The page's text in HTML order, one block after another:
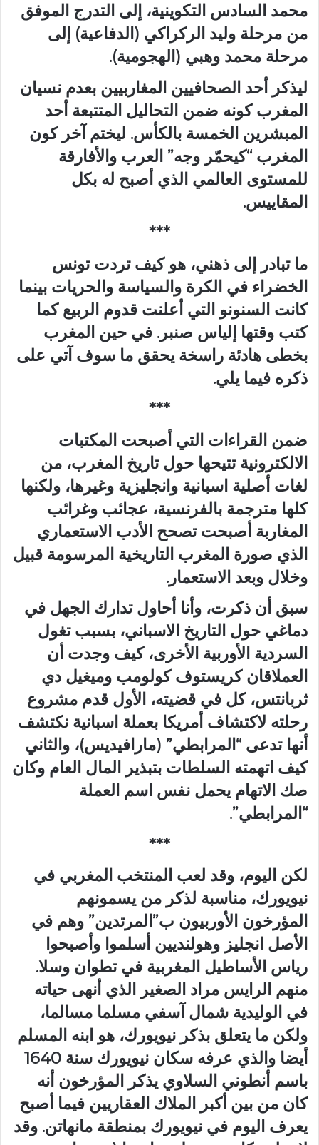
محمد السادس التكوينية، إلى التدرج الموفق
من مرحلة وليد الركراكي (الدفاعية) إلى
مرحلة محمد وهبي (الهجومية).
ليذكر أحد الصحافيين المغاربيين بعدم نسيان
المغرب كونه ضمن التحاليل المتتبعة أحد
المبشرين الخمسة بالكأس. ليختم آخر كون
المغرب “كيحمّر وجه” العرب والأفارقة
للمستوى العالمي الذي أصبح له بكل
المقاييس.
***
ما تبادر إلى ذهني، هو كيف تردت تونس
الخضراء في الكرة والسياسة والحريات بينما
كانت السنونو التي أعلنت قدوم الربيع كما
كتب وقتها إلياس صنبر. في حين المغرب
بخطى هادئة راسخة يحقق ما سوف آتي على
ذكره فيما يلي.
***
ضمن القراءات التي أصبحت المكتبات
الالكترونية تتيحها حول تاريخ المغرب، من
لغات أصلية اسبانية وانجليزية وغيرها، ولكنها
كلها مترجمة بالفرنسية، عجائب وغرائب
المغاربة أصبحت تصحح الأدب الاستعماري
الذي صورة المغرب التاريخية المرسومة قبيل
وخلال وبعد الاستعمار.
سبق أن ذكرت، وأنا أحاول تدارك الجهل في
دماغي حول التاريخ الاسباني، بسبب تغول
السردية الأوربية الأخرى، كيف وجدت أن
العملاقان كريستوف كولومب وميغيل دي
ثربانتس، كل في قضيته، الأول قدم مشروع
رحلته لاكتشاف أمريكا بعملة اسبانية نكتشف
أنها تدعى “المرابطي” (مارافيديس)، والثاني
كيف اتهمته السلطات بتبذير المال العام وكان
صك الاتهام يحمل نفس اسم العملة
“المرابطي”.
***
لكن اليوم، وقد لعب المنتخب المغربي في
نيويورك، مناسبة لذكر من يسمونهم
المؤرخون الأوربيون ب”المرتدين” وهم في
الأصل انجليز وهولنديين أسلموا وأصبحوا
رياس الأساطيل المغربية في تطوان وسلا.
منهم الرايس مراد الصغير الذي أنهى حياته
في الوليدية شمال آسفي مسلما مسالما،
ولكن ما يتعلق بذكر نيويورك، هو ابنه المسلم
أيضا والذي عرفه سكان نيويورك سنة 1640
باسم أنطوني السلاوي يذكر المؤرخون أنه
كان من بين أكبر الملاك العقاريين فيما أصبح
يعرف اليوم في نيويورك بمنطقة مانهاتن. وقد